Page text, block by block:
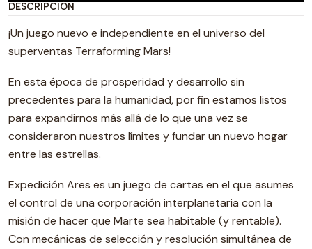
DESCRIPCIÓN
¡Un juego nuevo e independiente en el universo del
superventas Terraforming Mars!
En esta época de prosperidad y desarrollo sin
precedentes para la humanidad, por fin estamos listos
para expandirnos más allá de lo que una vez se
consideraron nuestros límites y fundar un nuevo hogar
entre las estrellas.
Expedición Ares es un juego de cartas en el que asumes
el control de una corporación interplanetaria con la
misión de hacer que Marte sea habitable (y rentable).
Con mecánicas de selección y resolución simultánea de